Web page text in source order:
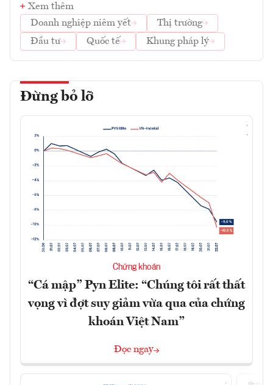
Xem thêm
Doanh nghiệp niêm yết
Thị trường
Đầu tư
Quốc tế Khung pháp lý
Đừng bỏ lỡ
Chứng khoán
“Cá mập” Pyn Elite: “Chúng tôi rất thất
vọng vì đợt suy giảm vừa qua của chứng
khoán Việt Nam”
Đọc ngay